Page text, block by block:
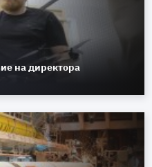
на директора